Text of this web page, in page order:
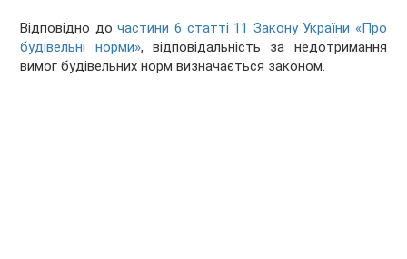
Відповідно дочастини 6 статті 11 Закону України «Про
будівельні норми», відповідальність за недотримання
вимог будівельних норм визначається законом.